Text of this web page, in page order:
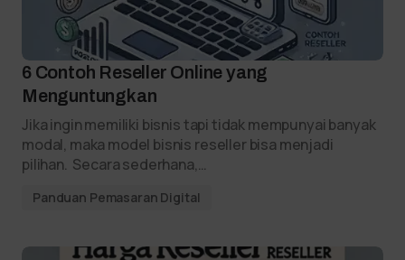
6 Contoh Reseller Online yang
Menguntungkan
Jika ingin memiliki bisnis tapi tidak mempunyai banyak
modal, maka model bisnis reseller bisa menjadi
pilihan. Secara sederhana,…
Panduan Pemasaran Digital